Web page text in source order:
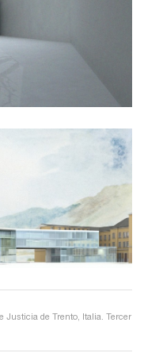
Justicia de Trento, Italia. Tercer